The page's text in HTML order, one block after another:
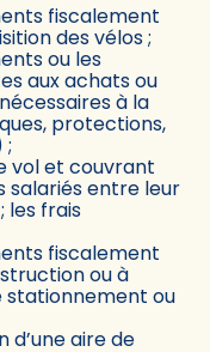
fiscalement
des vélos ;
ou les
aux achats ou
à la
protections,
;
vol et couvrant
salariés entre leur
les frais
fiscalement
ou à
stationnement ou
d’une aire de